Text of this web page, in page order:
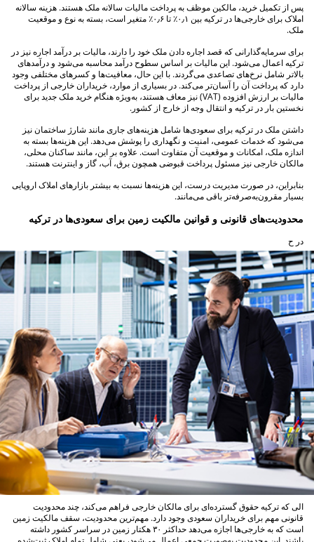
پس از تکمیل خرید، مالکین موظف به پرداخت مالیات سالانه ملک هستند. هزینه سالانه
املاک برای خارجی‌ها در ترکیه بین ۰٫۱٪ تا ۰٫۶٪ متغیر است، بسته به نوع و موقعیت
ملک.
برای سرمایه‌گذارانی که قصد اجاره دادن ملک خود را دارند، مالیات بر درآمد اجاره نیز در
ترکیه اعمال می‌شود. این مالیات بر اساس سطوح درآمد محاسبه می‌شود و درآمدهای
بالاتر شامل نرخ‌های تصاعدی می‌گردند. با این حال، معافیت‌ها و کسرهای مختلفی وجود
دارد که پرداخت آن را آسان‌تر می‌کند. در بسیاری از موارد، خریداران خارجی از پرداخت
مالیات بر ارزش افزوده (VAT) نیز معاف هستند، به‌ویژه هنگام خرید ملک جدید برای
نخستین بار در ترکیه و انتقال وجه از خارج از کشور.
داشتن ملک در ترکیه برای سعودی‌ها شامل هزینه‌های جاری مانند شارژ ساختمان نیز
می‌شود که خدمات عمومی، امنیت و نگهداری را پوشش می‌دهد. این هزینه‌ها بسته به
اندازه ملک، امکانات و موقعیت آن متفاوت است. علاوه بر این، مانند ساکنان محلی،
مالکان خارجی نیز مسئول پرداخت قبوضی همچون برق، آب، گاز و اینترنت هستند.
بنابراین، در صورت مدیریت درست، این هزینه‌ها نسبت به بیشتر بازارهای املاک اروپایی
بسیار مقرون‌به‌صرفه‌تر باقی می‌مانند.
محدودیت‌های قانونی و قوانین مالکیت زمین برای سعودی‌ها در ترکیه
در ح
الی که ترکیه حقوق گسترده‌ای برای مالکان خارجی فراهم می‌کند، چند محدودیت
قانونی مهم برای خریداران سعودی وجود دارد. مهم‌ترین محدودیت، سقف مالکیت زمین
است که به خارجی‌ها اجازه می‌دهد حداکثر ۳۰ هکتار زمین در سراسر کشور داشته